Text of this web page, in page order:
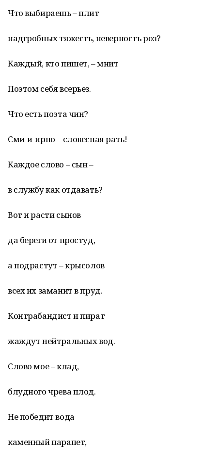
Что выбираешь – плит
надгробных тяжесть, неверность роз?
Каждый, кто пишет, – мнит
Поэтом себя всерьез.
Что есть поэта чин?
Сми-и-ирно – словесная рать!
Каждое слово – сын –
в службу как отдавать?
Вот и расти сынов
да береги от простуд,
а подрастут – крысолов
всех их заманит в пруд.
Контрабандист и пират
жаждут нейтральных вод.
Слово мое – клад,
блудного чрева плод.
Не победит вода
каменный парапет,